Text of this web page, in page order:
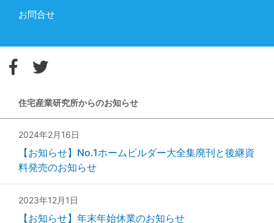
お問合せ
住宅産業研究所からのお知らせ
2024年2月16日
【お知らせ】No.1ホームビルダー大全集廃刊と後継資
料発売のお知らせ
2023年12月1日
【お知らせ】年末年始休業のお知らせ